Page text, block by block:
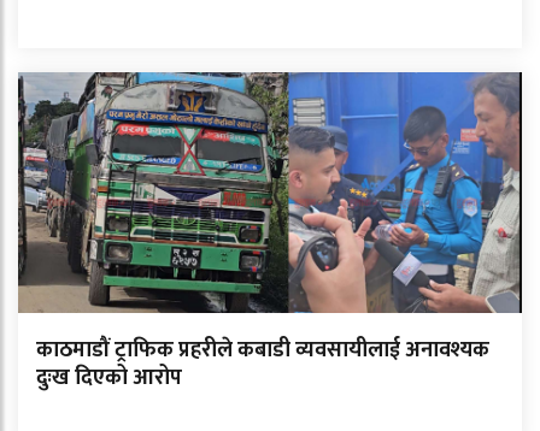
काठमाडौं ट्राफिक प्रहरीले कबाडी व्यवसायीलाई अनावश्यक
दुःख दिएको आरोप